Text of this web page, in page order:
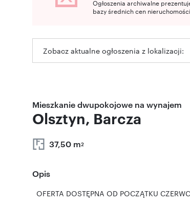
Ogłoszenia archiwalne
bazy średnich cen
Zobacz aktualne ogłoszenia z lokalizacji:
Mieszkanie dwupokojowe na wynajem
Olsztyn, Barcza
37,50 m2
Opis
OFERTA DOSTĘPNA OD POCZĄTKU